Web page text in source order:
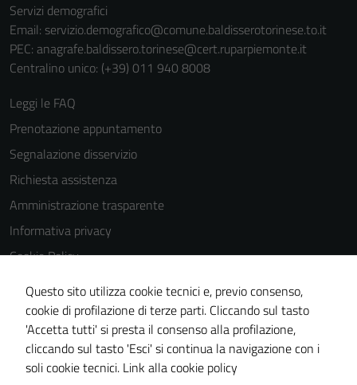
Servizi demografici
Email: servizio.demografico@comune.baldisserotorinese.to.it
PEC: anagrafe.baldissero.torinese@cert.ruparpiemonte.it
Centralino unico: (+39) 011 940 8008
Leggi le FAQ
Prenotazione appuntamento
Segnalazione disservizio
Richiesta assistenza
Amministrazione trasparente
Informativa privacy
Cookie Policy
Note legali
Dichiarazione di accessibilità
Meccanismo di feedback
Piano di miglioramento del sito
Questo sito utilizza cookie tecnici e, previo consenso,
cookie di profilazione di terze parti. Cliccando sul tasto
'Accetta tutti' si presta il consenso alla profilazione,
cliccando sul tasto 'Esci' si continua la navigazione con i
soli cookie tecnici. Link alla cookie policy